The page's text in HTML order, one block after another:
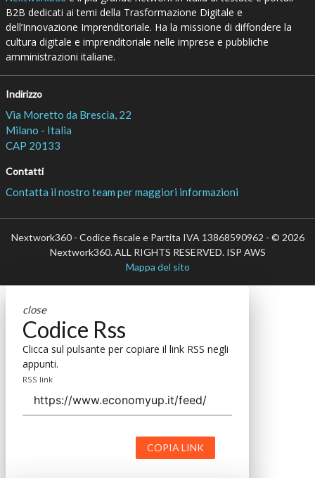
B2B dedicati ai temi della Trasformazione Digitale e
dell’Innovazione Imprenditoriale. Ha la missione di diffondere la
cultura digitale e imprenditoriale nelle imprese e pubbliche
amministrazioni italiane.
Indirizzo
Via Moretto da Brescia, 22
Milano - Italia
CAP 20133
Contatti
Contatta il nostro team per maggiori informazioni
Nextwork360 - Codice fiscale e Partita IVA 13868590962 - © 2026
Nextwork360. ALL RIGHTS RESERVED. ISP AWS
Mappa del sito
close
Codice Rss
Clicca sul pulsante per copiare il link RSS negli
appunti.
RSS link
COPIA LINK